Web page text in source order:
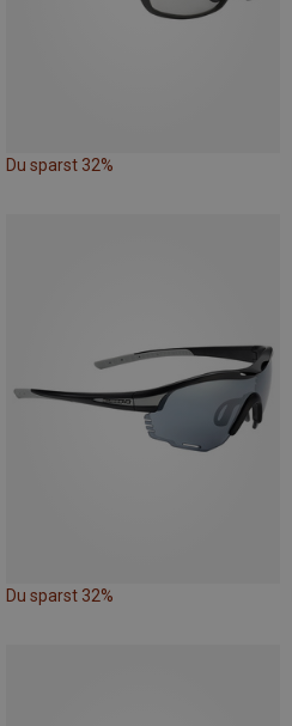
Du sparst 32%
Du sparst 32%